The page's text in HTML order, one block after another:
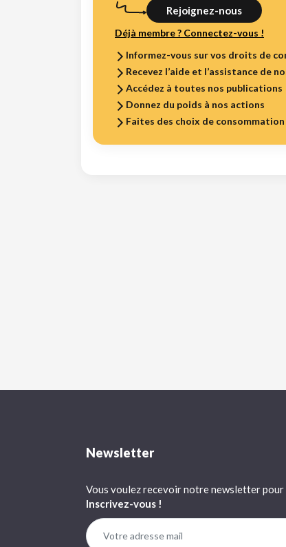
Rejoignez-nous
Déjà membre ? Connectez-vous !
Informez-vous sur vos droits de
Recevez l’aide et l’assistance de
Accédez à toutes nos publications
Donnez du poids à nos actions
Faites des choix de
Newsletter
Vous voulez recevoir notre newsletter pour
Inscrivez-vous !